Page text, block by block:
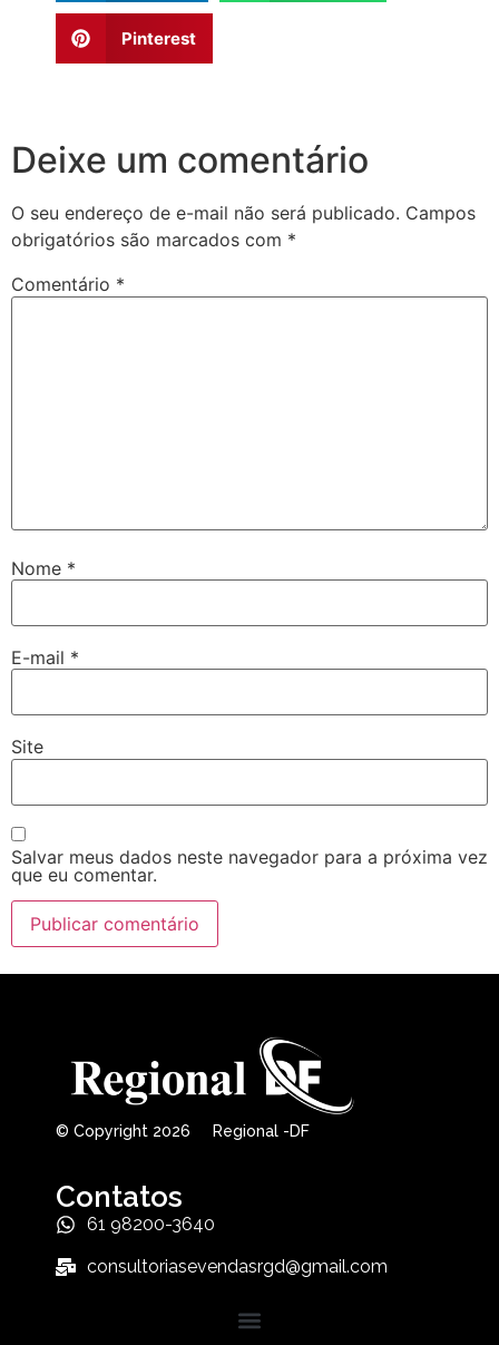
Pinterest
Deixe um comentário
O seu endereço de e-mail não será publicado. Campos
obrigatórios são marcados com *
Comentário *
Nome *
E-mail *
Site
Salvar meus dados neste navegador para a próxima vez
que eu comentar.
© Copyright 2026 Regional -DF
Contatos
61 98200-3640
consultoriasevendasrgd@gmail.com